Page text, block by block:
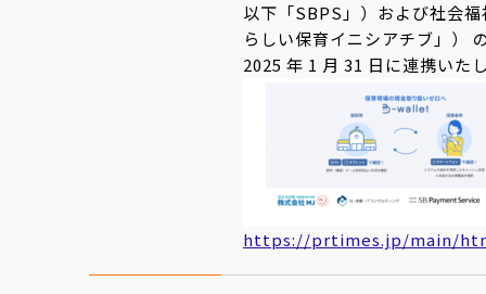
以下「SBPS」）および社会
らしい保育イニシアチブ」）
2025 年 1 月 31 日に連携いた
https://prtimes.jp/main/